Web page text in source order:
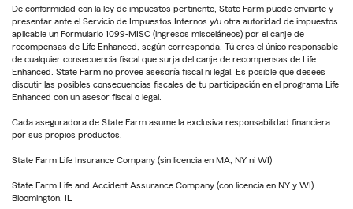
De conformidad con la ley de impuestos pertinente, State Farm puede enviarte y
presentar ante el Servicio de Impuestos Internos y/u otra autoridad de impuestos
aplicable un Formulario 1099-MISC (ingresos misceláneos) por el canje de
recompensas de Life Enhanced, según corresponda. Tú eres el único responsable
de cualquier consecuencia fiscal que surja del canje de recompensas de Life
Enhanced. State Farm no provee asesoría fiscal ni legal. Es posible que desees
discutir las posibles consecuencias fiscales de tu participación en el programa Life
Enhanced con un asesor fiscal o legal.
Cada aseguradora de State Farm asume la exclusiva responsabilidad financiera
por sus propios productos.
State Farm Life Insurance Company (sin licencia en MA, NY ni WI)
State Farm Life and Accident Assurance Company (con licencia en NY y WI)
Bloomington, IL